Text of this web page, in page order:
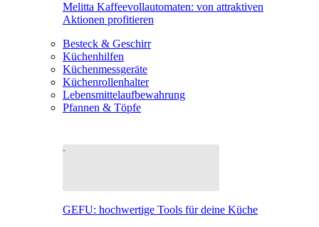
Melitta Kaffeevollautomaten: von attraktiven
Aktionen profitieren
Besteck & Geschirr
Küchenhilfen
Küchenmessgeräte
Küchenrollenhalter
Lebensmittelaufbewahrung
Pfannen & Töpfe
GEFU: hochwertige Tools für deine Küche